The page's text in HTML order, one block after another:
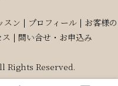
スン | プロフィール| お客様の
| 問い合せ・お申込み
Reserved.